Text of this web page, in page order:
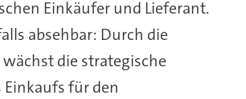
Einkäufer und Lieferant.
absehbar: Durch die
die strategische
für den